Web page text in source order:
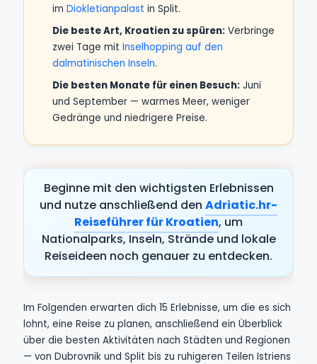
im Diokletianpalast in Split.
Die beste Art, Kroatien zu spüren: Verbringe
zwei Tage mit Inselhopping auf den
dalmatinischen Inseln.
Die besten Monate für einen Besuch: Juni
und September — warmes Meer, weniger
Gedränge und niedrigere Preise.
Beginne mit den wichtigsten Erlebnissen
und nutze anschließend den Adriatic.hr-
Reiseführer für Kroatien, um
Nationalparks, Inseln, Strände und lokale
Reiseideen noch genauer zu entdecken.
Im Folgenden erwarten dich 15 Erlebnisse, um die es sich
lohnt, eine Reise zu planen, anschließend ein Überblick
über die besten Aktivitäten nach Städten und Regionen
— von Dubrovnik und Split bis zu ruhigeren Teilen Istriens